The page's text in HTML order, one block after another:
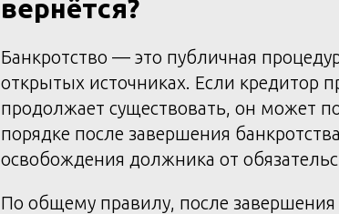
вернётся?
Банкротство — это публичная
открытых источниках. Если кредитор
продолжает существовать, он может
порядке после завершения
освобождения должника от
По общему правилу, после